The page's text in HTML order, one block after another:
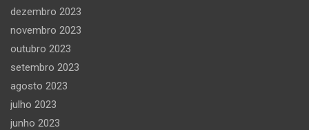
dezembro 2023
novembro 2023
outubro 2023
setembro 2023
agosto 2023
julho 2023
junho 2023